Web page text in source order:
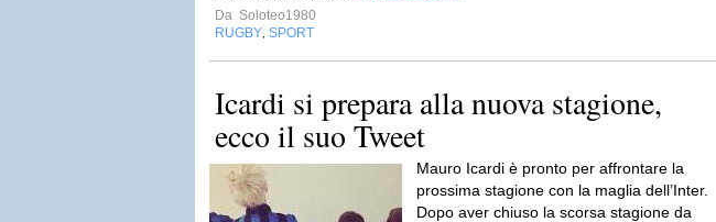
Da Soloteo1980
RUGBY SPORT
Icardi si prepara alla nuova stagione,
ecco il suo Tweet
Mauro Icardi è pronto per affrontare la
prossima stagione con la maglia dell’Inter.
Dopo aver chiuso la scorsa stagione da